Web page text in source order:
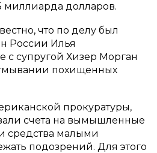
миллиарда долларов.
что по делу был
России Илья
с супругой Хизер Морган
похищенных
прокуратуры,
счета на вымышленные
средства малыми
подозрений. Для этого